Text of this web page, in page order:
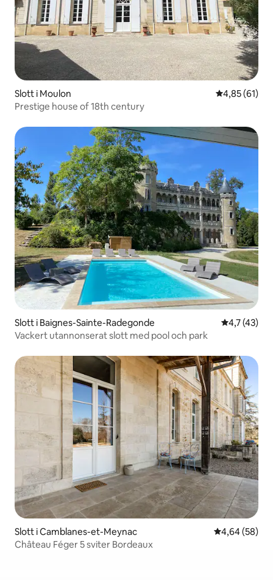
Slott i Moulon 4,85 av 5 i
4,85 (61)
Prestige house of 18th century
Slott i Baignes-Sainte-Radegonde 4,7 av 5 i
4,7 (43)
Vackert utannonserat slott med pool och park
Slott i Camblanes-et-Meynac 4,64 av 5 i
4,64 (58)
Château Féger 5 sviter Bordeaux